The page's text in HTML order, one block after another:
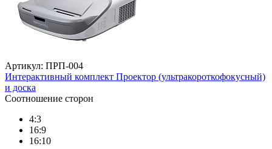
Артикул: ПРП-004
Интерактивный комплект Проектор (ультракороткофокусный)
и доска
Соотношение сторон
4:3
16:9
16:10